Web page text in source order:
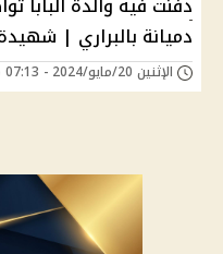
دميانة بالبراري |
الإثنين 20/مايو/2024 - 07:13 م